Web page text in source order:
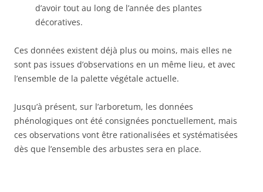
d’avoir tout au long de l’année des plantes
décoratives.
Ces données existent déjà plus ou moins, mais elles ne
sont pas issues d’observations en un même lieu, et avec
l’ensemble de la palette végétale actuelle.
Jusqu’à présent, sur l’arboretum, les données
phénologiques ont été consignées ponctuellement, mais
ces observations vont être rationalisées et systématisées
dès que l’ensemble des arbustes sera en place.